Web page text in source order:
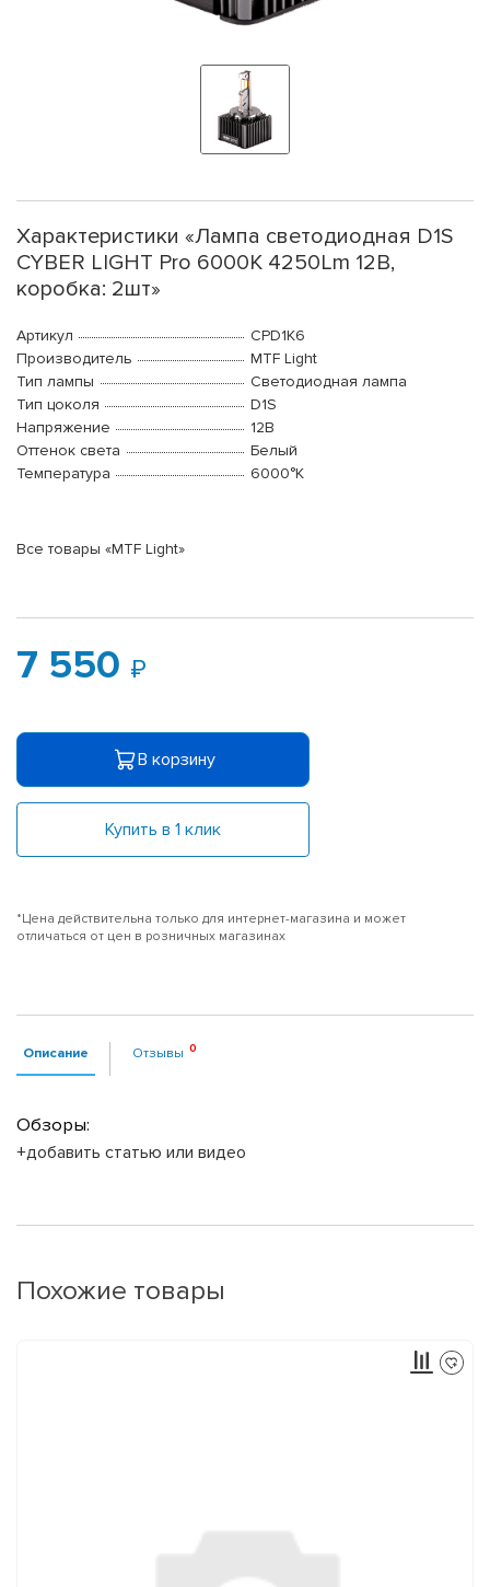
Характеристики «Лампа светодиодная D1S
CYBER LIGHT Pro 6000K 4250Lm 12В,
коробка: 2шт»
Артикул
CPD1K6
Производитель
MTF Light
Тип лампы
Светодиодная лампа
Тип цоколя
D1S
Напряжение
12В
Оттенок света
Белый
Температура
6000°K
Все товары «MTF Light»
7 550
В корзину
Купить в 1 клик
*Цена действительна только для интернет-магазина и может
отличаться от цен в розничных магазинах
Описание Отзывы
Обзоры:
+добавить статью или видео
Похожие товары